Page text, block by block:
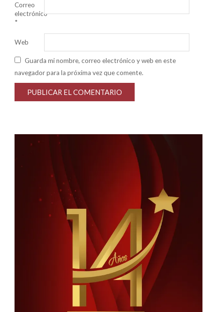
Correo
electrónico
*
Web
Guarda mi nombre, correo electrónico y web en este
navegador para la próxima vez que comente.